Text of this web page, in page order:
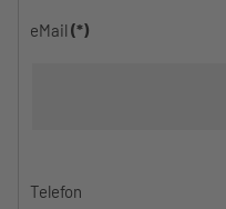
eMail (*)
Telefon